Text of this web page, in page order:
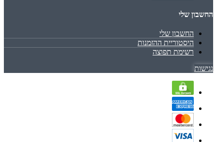
החשבון שלי
החשבון שלי
היסטוריית ההזמנות
רשימת תפוצה
נגישות